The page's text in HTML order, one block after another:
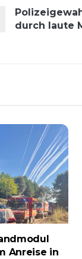
durch laute
Anreise in